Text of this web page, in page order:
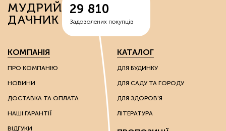
МУДРИЙ
ДАЧНИК
29 810
Задоволених покупців
КОМПАНІЯ
ПРО КОМПАНІЮ
НОВИНИ
ДОСТАВКА ТА ОПЛАТА
НАШІ ГАРАНТІЇ
ВІДГУКИ
КАТАЛОГ
ДЛЯ БУДИНКУ
ДЛЯ САДУ ТА ГОРОДУ
ДЛЯ ЗДОРОВ'Я
ЛІТЕРАТУРА